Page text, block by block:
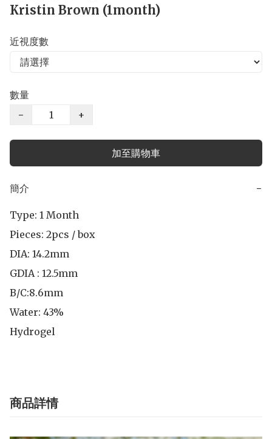
Kristin Brown (1month)
近視度數
數量
−
+
加至購物車
簡介 −
Type: 1 Month
Pieces: 2pcs / box
DIA: 14.2mm
GDIA : 12.5mm
B/C:8.6mm
Water: 43%
Hydrogel
商品詳情